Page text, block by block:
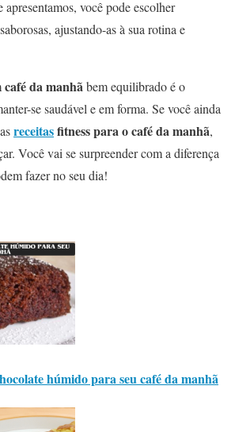
apresentamos, você pode escolher
ajustando-as à sua rotina e
café da manhãbem equilibrado é o
se saudável e em forma. Se você ainda
receitasfitness para o café da manhã,
Você vai se surpreender com a diferença
fazer no seu dia!
húmido para seu café da manhã